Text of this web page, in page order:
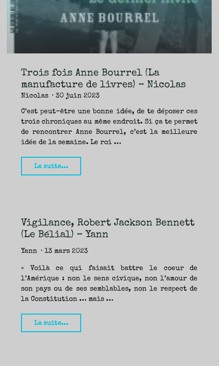
Nicolas"
Trois fois Anne Bourrel (La
manufacture de livres) – Nicolas
Nicolas 30 juin 2023
C’est peut-être une bonne idée, de te déposer ces
trois chroniques au même endroit. Si ça te permet
de rencontrer Anne Bourrel, c’est la meilleure
idée de la semaine. Le roi …
La suite...
fois
manufacture
de
livres)
Nicolas"
Vigilance, Robert Jackson Bennett
(Le Bélial) – Yann
Yann 13 mars 2023
« Voilà ce qui faisait battre le coeur de
l’Amérique : non le sens civique, non l’amour de
son pays ou de ses semblables, non le respect de
la Constitution … mais …
La suite...
Robert